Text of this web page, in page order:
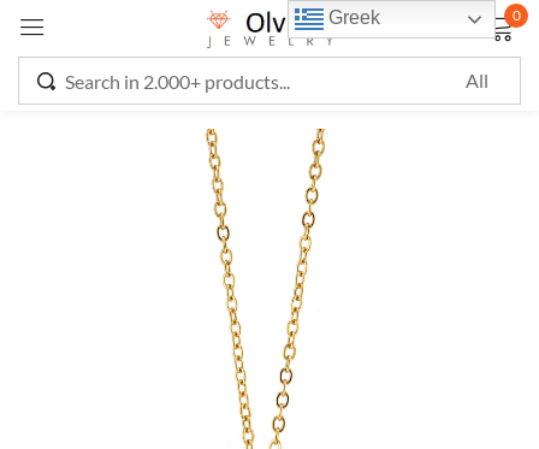
0
Greek
Sign in
Remember me
LOG IN
CREATE AN ACCOUNT